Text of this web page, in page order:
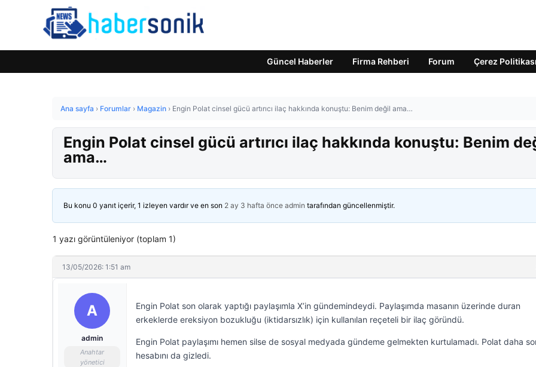
Güncel Haberler Firma Rehberi Forum Çerez Politikası
Ana sayfa › Forumlar › Magazin › Engin Polat cinsel gücü artırıcı ilaç hakkında konuştu: Benim değil ama…
Engin Polat cinsel gücü artırıcı ilaç hakkında konuştu: Benim
ama…
Bu konu 0 yanıt içerir, 1 izleyen vardır ve en son 2 ay 3 hafta önce admin tarafından güncellenmiştir.
1 yazı görüntüleniyor (toplam 1)
13/05/2026: 1:51 am
A
admin
Anahtar
yönetici
Engin Polat son olarak yaptığı paylaşımla X’in gündemindeydi. Paylaşımda masanın üzerinde duran
erkeklerde ereksiyon bozukluğu (iktidarsızlık) için kullanılan reçeteli bir ilaç göründü.
Engin Polat paylaşımı hemen silse de sosyal medyada gündeme gelmekten kurtulamadı. Polat daha
hesabını da gizledi.